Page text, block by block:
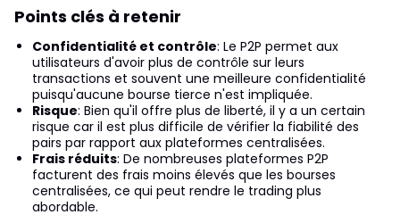
Points clés à retenir
Confidentialité et contrôle: Le P2P permet aux
utilisateurs d'avoir plus de contrôle sur leurs
transactions et souvent une meilleure confidentialité
puisqu'aucune bourse tierce n'est impliquée.
Risque: Bien qu'il offre plus de liberté, il y a un certain
risque car il est plus difficile de vérifier la fiabilité des
pairs par rapport aux plateformes centralisées.
Frais réduits: De nombreuses plateformes P2P
facturent des frais moins élevés que les bourses
centralisées, ce qui peut rendre le trading plus
abordable.